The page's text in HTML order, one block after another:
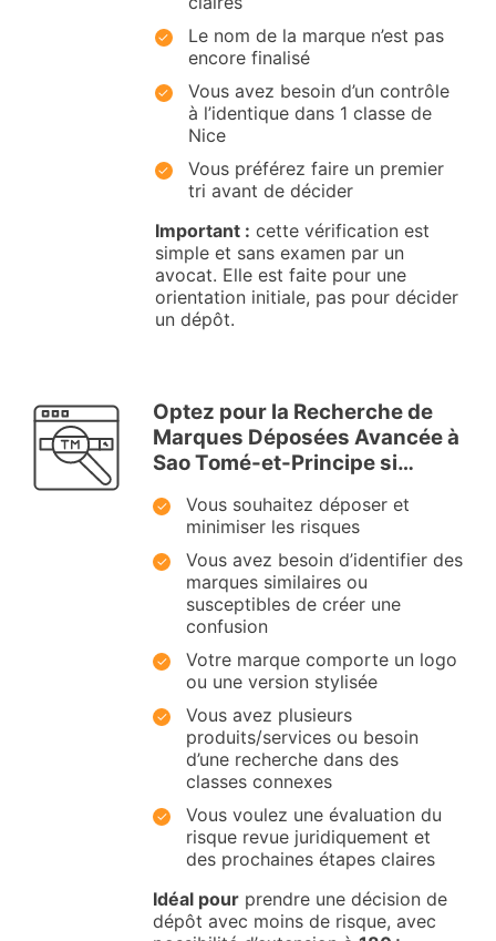
Le nom de la marque n’est pas
encore finalisé
Vous avez besoin d’un contrôle
à l’identique dans 1 classe de
Nice
Vous préférez faire un premier
tri avant de décider
Important : cette vérification est
simple et sans examen par un
avocat. Elle est faite pour une
orientation initiale, pas pour décider
un dépôt.
Optez pour la Recherche de
Marques Déposées Avancée à
Sao Tomé-et-Principe si…
Vous souhaitez déposer et
minimiser les risques
Vous avez besoin d’identifier des
marques similaires ou
susceptibles de créer une
confusion
Votre marque comporte un logo
ou une version stylisée
Vous avez plusieurs
produits/services ou besoin
d’une recherche dans des
classes connexes
Vous voulez une évaluation du
risque revue juridiquement et
des prochaines étapes claires
Idéal pour prendre une décision de
dépôt avec moins de risque, avec